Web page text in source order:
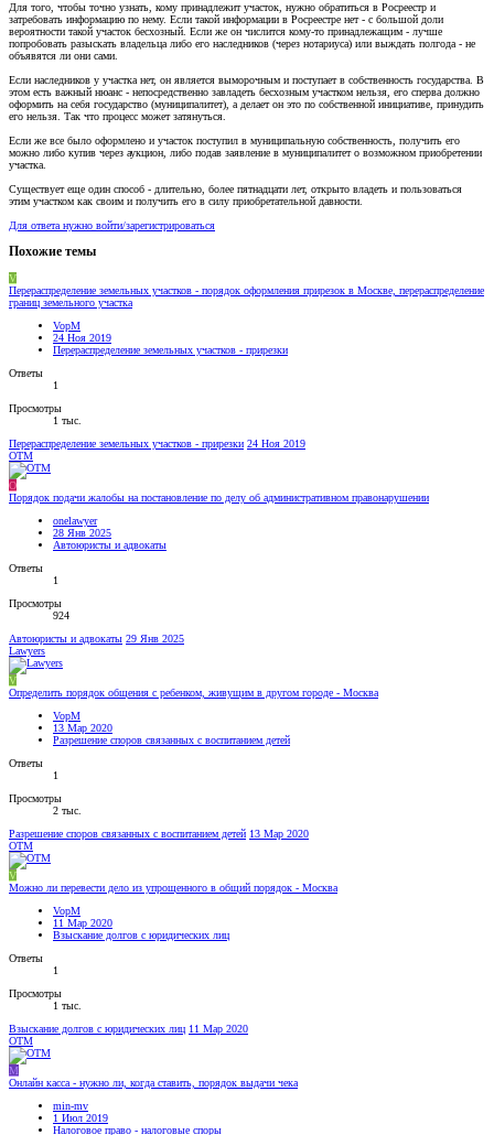
Для того, чтобы точно узнать, кому принадлежит участок, нужно обратиться в Росреестр и
затребовать информацию по нему. Если такой информации в Росреестре нет - с большой доли
вероятности такой участок бесхозный. Если же он числится кому-то принадлежащим - лучше
попробовать разыскать владельца либо его наследников (через нотариуса) или выждать полгода - не
объявятся ли они сами.
Если наследников у участка нет, он является выморочным и поступает в собственность государства. В
этом есть важный нюанс - непосредственно завладеть бесхозным участком нельзя, его сперва должно
оформить на себя государство (муниципалитет), а делает он это по собственной инициативе, принудить
его нельзя. Так что процесс может затянуться.
Если же все было оформлено и участок поступил в муниципальную собственность, получить его
можно либо купив через аукцион, либо подав заявление в муниципалитет о возможном приобретении
участка.
Существует еще один способ - длительно, более пятнадцати лет, открыто владеть и пользоваться
этим участком как своим и получить его в силу приобретательной давности.
Для ответа нужно войти/зарегистрироваться
Похожие темы
V
Перераспределение земельных участков - порядок оформления прирезок в Москве, перераспределение
границ земельного участка
VopM
24 Ноя 2019
Перераспределение земельных участков - прирезки
Ответы
1
Просмотры
1 тыс.
Перераспределение земельных участков - прирезки 24 Ноя 2019
OTM
O
Порядок подачи жалобы на постановление по делу об административном правонарушении
onelawyer
28 Янв 2025
Автоюристы и адвокаты
Ответы
1
Просмотры
924
Автоюристы и адвокаты 29 Янв 2025
Lawyers
V
Определить порядок общения с ребенком, живущим в другом городе - Москва
VopM
13 Мар 2020
Разрешение споров связанных с воспитанием детей
Ответы
1
Просмотры
2 тыс.
Разрешение споров связанных с воспитанием детей 13 Мар 2020
OTM
V
Можно ли перевести дело из упрощенного в общий порядок - Москва
VopM
11 Мар 2020
Взыскание долгов с юридических лиц
Ответы
1
Просмотры
1 тыс.
Взыскание долгов с юридических лиц 11 Мар 2020
OTM
M
Онлайн касса - нужно ли, когда ставить, порядок выдачи чека
min-mv
1 Июл 2019
Налоговое право - налоговые споры